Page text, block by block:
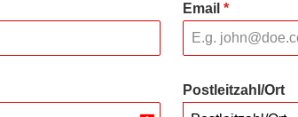
Email *
Postleitzahl/Ort